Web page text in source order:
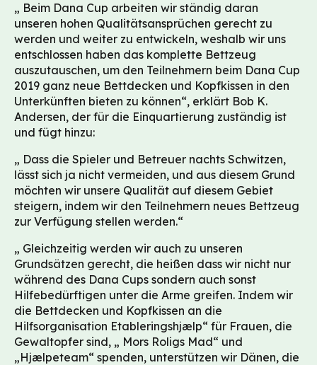
„ Beim Dana Cup arbeiten wir ständig daran
unseren hohen Qualitätsansprüchen gerecht zu
werden und weiter zu entwickeln, weshalb wir uns
entschlossen haben das komplette Bettzeug
auszutauschen, um den Teilnehmern beim Dana Cup
2019 ganz neue Bettdecken und Kopfkissen in den
Unterkünften bieten zu können“, erklärt Bob K.
Andersen, der für die Einquartierung zuständig ist
und fügt hinzu:
„ Dass die Spieler und Betreuer nachts Schwitzen,
lässt sich ja nicht vermeiden, und aus diesem Grund
möchten wir unsere Qualität auf diesem Gebiet
steigern, indem wir den Teilnehmern neues Bettzeug
zur Verfügung stellen werden.“
„ Gleichzeitig werden wir auch zu unseren
Grundsätzen gerecht, die heißen dass wir nicht nur
während des Dana Cups sondern auch sonst
Hilfebedürftigen unter die Arme greifen. Indem wir
die Bettdecken und Kopfkissen an die
Hilfsorganisation Etableringshjælp“ für Frauen, die
Gewaltopfer sind, „ Mors Roligs Mad“ und
„Hjælpeteam“ spenden, unterstützen wir Dänen, die